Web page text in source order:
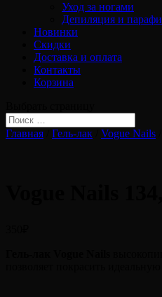
Уход за ногами
Депиляция и
Новинки
Скидки
Доставка и оплата
Контакты
Корзина
Главная Гель-лак Vogue Nails